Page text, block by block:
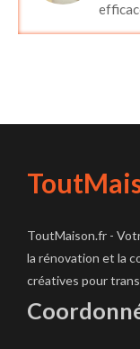
ToutMaison.fr -
la rénovation et la
créatives pour